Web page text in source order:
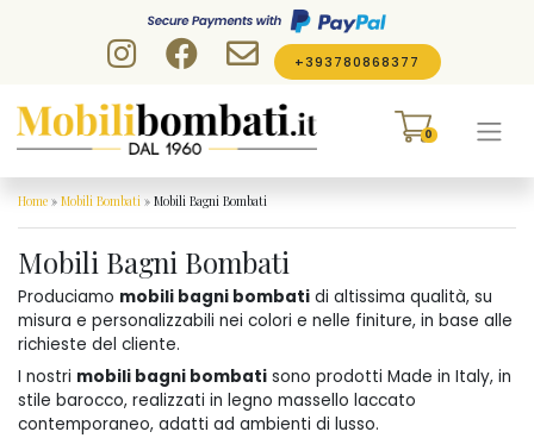
+393780868377
0
Home » Mobili Bombati » Mobili Bagni Bombati
Mobili Bagni Bombati
Produciamo mobili bagni bombati di altissima qualità, su
misura e personalizzabili nei colori e nelle finiture, in base alle
richieste del cliente.
I nostri mobili bagni bombati sono prodotti Made in Italy, in
stile barocco, realizzati in legno massello laccato
contemporaneo, adatti ad ambienti di lusso.